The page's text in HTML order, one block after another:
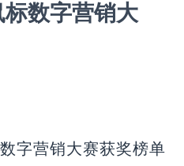
数字营销大
字营销大赛获奖榜单